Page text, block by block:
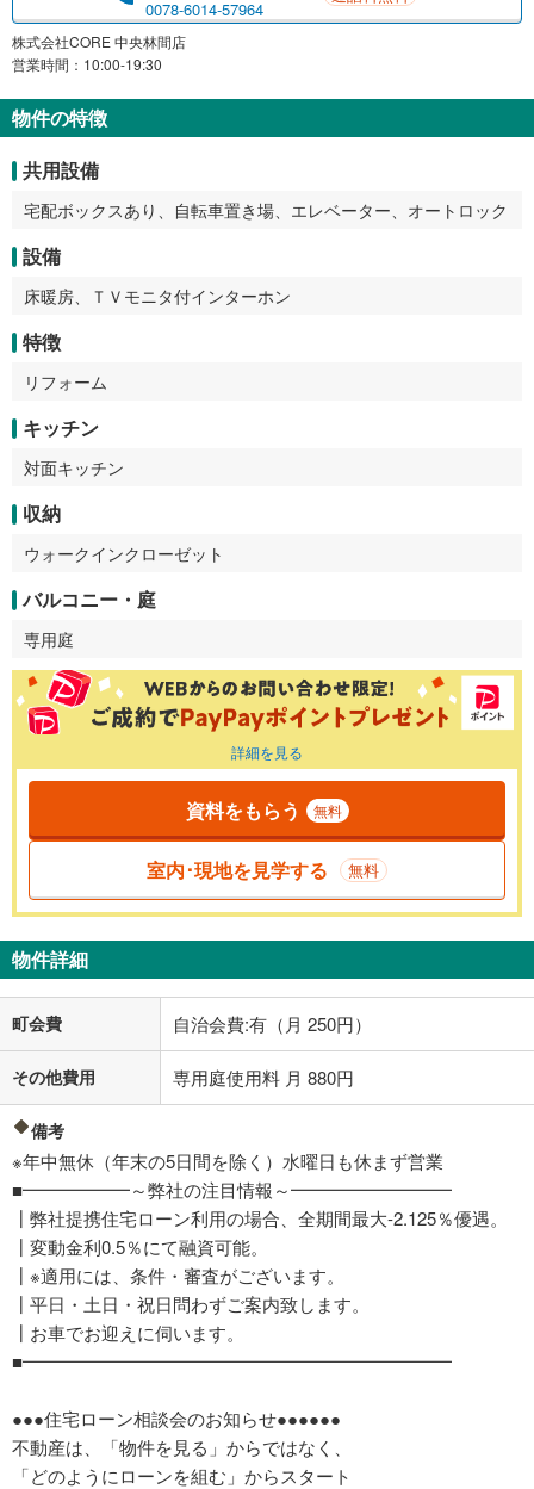
0078-6014-57964
株式会社CORE 中央林間店
営業時間：10:00-19:30
物件の特徴
共用設備
宅配ボックスあり、自転車置き場、エレベーター、オートロック
設備
床暖房、ＴＶモニタ付インターホン
特徴
リフォーム
キッチン
対面キッチン
収納
ウォークインクローゼット
バルコニー・庭
専用庭
詳細を見る
資料をもらう 無料
室内･現地を見学する 無料
物件詳細
町会費 自治会費:有（月 250円）
その他費用 専用庭使用料 月 880円
備考
※年中無休（年末の5日間を除く）水曜日も休まず営業
■━━━━━━～弊社の注目情報～━━━━━━━━━
┃弊社提携住宅ローン利用の場合、全期間最大-2.125％優遇。
┃変動金利0.5％にて融資可能。
┃※適用には、条件・審査がございます。
┃平日・土日・祝日問わずご案内致します。
┃お車でお迎えに伺います。
■━━━━━━━━━━━━━━━━━━━━━━━━
●●●住宅ローン相談会のお知らせ●●●●●●
不動産は、「物件を見る」からではなく、
「どのようにローンを組む」からスタート